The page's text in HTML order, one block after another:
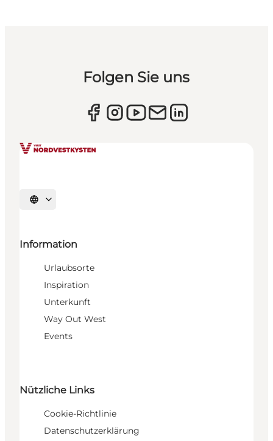
Folgen Sie uns
Sprache auswählen
Information
Urlaubsorte
Inspiration
Unterkunft
Way Out West
Events
Nützliche Links
Cookie-Richtlinie
Datenschutzerklärung